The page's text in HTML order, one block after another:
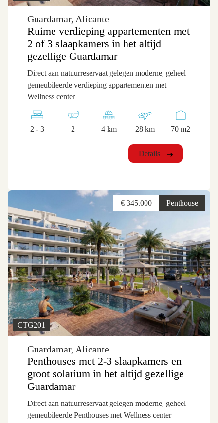
Guardamar, Alicante
Ruime verdieping appartementen met
2 of 3 slaapkamers in het altijd
gezellige Guardamar
Direct aan natuurreservaat gelegen moderne, geheel
gemeubileerde verdieping appartementen met
Wellness center
2 - 3 2 4 km 28 km 70 m2
Details
Penthouse
€ 345.000
CTG201
Guardamar, Alicante
Penthouses met 2-3 slaapkamers en
groot solarium in het altijd gezellige
Guardamar
Direct aan natuurreservaat gelegen moderne, geheel
gemeubileerde Penthouses met Wellness center